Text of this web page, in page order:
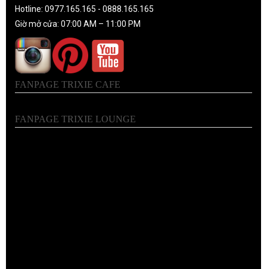
Hotline: 0977.165.165 - 0888.165.165
Giờ mở cửa: 07:00 AM – 11:00 PM
FANPAGE TRIXIE CAFE
FANPAGE TRIXIE LOUNGE